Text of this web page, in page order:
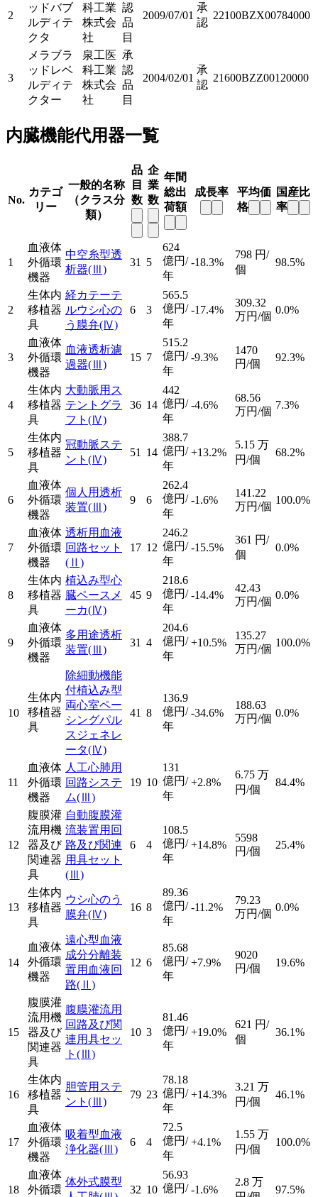
2
ッドバブ
ルディテ
クタ
科工業
株式会
社
認
品
目
2009/07/01
承
認
22100BZX00784000
3
メラブラ
ッドレベ
ルディテ
クター
泉工医
科工業
株式会
社
承
認
品
目
2004/02/01
承
認
21600BZZ00120000
内臓機能代用器一覧
No.
カテゴ
リー
一般的名称
（クラス分
類）
品
目
数
企
業
数
年間
総出
荷額
成長率
平均価
格
国産比
率
1
血液体
外循環
機器
中空糸型透
析器(Ⅲ)
31 5
624
億円/
年
-18.3%
798 円/
個
98.5%
2
生体内
移植器
具
経カテーテ
ルウシ心の
う膜弁(Ⅳ)
6 3
565.5
億円/
年
-17.4%
309.32
万円/個
0.0%
3
血液体
外循環
機器
血液透析濾
過器(Ⅲ)
15 7
515.2
億円/
年
-9.3%
1470
円/個
92.3%
4
生体内
移植器
具
大動脈用ス
テントグラ
フト (Ⅳ)
36 14
442
億円/
年
-4.6%
68.56
万円/個
7.3%
5
生体内
移植器
具
冠動脈ステ
ント (Ⅳ)
51 14
388.7
億円/
年
+13.2%
5.15 万
円/個
68.2%
6
血液体
外循環
機器
個人用透析
装置(Ⅲ)
9 6
262.4
億円/
年
-1.6%
141.22
万円/個
100.0%
7
血液体
外循環
機器
透析用血液
回路セット
(Ⅱ)
17 12
246.2
億円/
年
-15.5%
361 円/
個
0.0%
8
生体内
移植器
具
植込み型心
臓ペースメ
ーカ(Ⅳ)
45 9
218.6
億円/
年
-14.4%
42.43
万円/個
0.0%
9
血液体
外循環
機器
多用途透析
装置(Ⅲ)
31 4
204.6
億円/
年
+10.5%
135.27
万円/個
100.0%
10
生体内
移植器
具
除細動機能
付植込み型
両心室ペー
シングパル
スジェネレ
ータ(Ⅳ)
41 8
136.9
億円/
年
-34.6%
188.63
万円/個 0.0%
11
血液体
外循環
機器
人工心肺用
回路システ
ム(Ⅲ)
19 10
131
億円/
年
+2.8%
6.75 万
円/個
84.4%
12
腹膜灌
流用機
器及び
関連器
具
自動腹膜灌
流装置用回
路及び関連
用具セット
(Ⅲ)
6 4
108.5
億円/
年
+14.8%
5598
円/個
25.4%
13
生体内
移植器
具
ウシ心のう
膜弁(Ⅳ)
16 8
89.36
億円/
年
-11.2%
79.23
万円/個
0.0%
14
血液体
外循環
機器
遠心型血液
成分分離装
置用血液回
路(Ⅱ)
12 6
85.68
億円/
年
+7.9%
9020
円/個
19.6%
15
腹膜灌
流用機
器及び
関連器
具
腹膜灌流用
回路及び関
連用具セッ
ト (Ⅲ)
10 3
81.46
億円/
年
+19.0%
621 円/
個
36.1%
16
生体内
移植器
具
胆管用ステ
ント (Ⅲ)
79 23
78.18
億円/
年
+14.3%
3.21 万
円/個
46.1%
17
血液体
外循環
機器
吸着型血液
浄化器(Ⅲ)
6 4
72.5
億円/
年
+4.1%
1.55 万
円/個
100.0%
18
血液体
外循環
体外式膜型
32 10
56.93
億円/ -1.6%
2.8 万
97.5%